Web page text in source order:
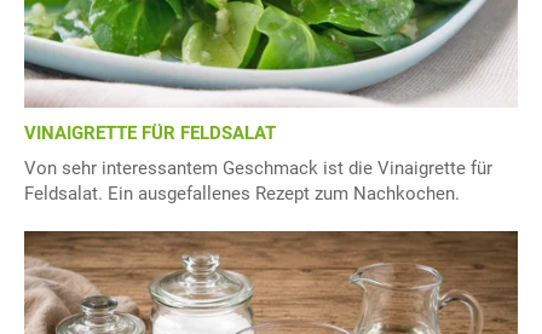
VINAIGRETTE FÜR FELDSALAT
Von sehr interessantem Geschmack ist die Vinaigrette für
Feldsalat. Ein ausgefallenes Rezept zum Nachkochen.